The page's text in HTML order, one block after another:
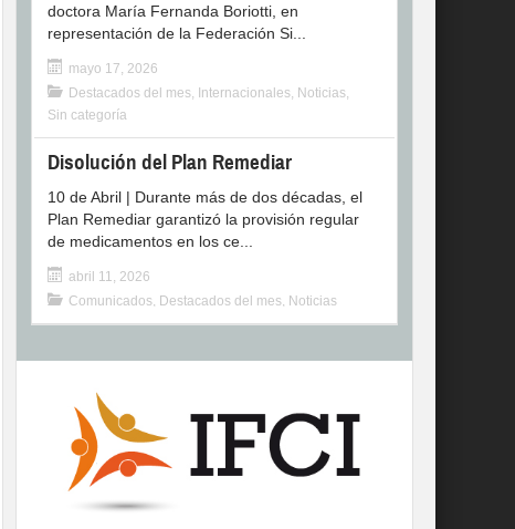
doctora María Fernanda Boriotti, en
representación de la Federación Si...
mayo 17, 2026
Destacados del mes, Internacionales, Noticias,
Sin categoría
Disolución del Plan Remediar
10 de Abril | Durante más de dos décadas, el
Plan Remediar garantizó la provisión regular
de medicamentos en los ce...
abril 11, 2026
Comunicados, Destacados del mes, Noticias